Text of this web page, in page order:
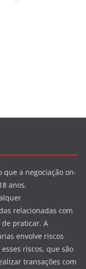
a negociação on-
anos.
relacionadas com
de praticar. A
envolve riscos
riscos, que são
transações com